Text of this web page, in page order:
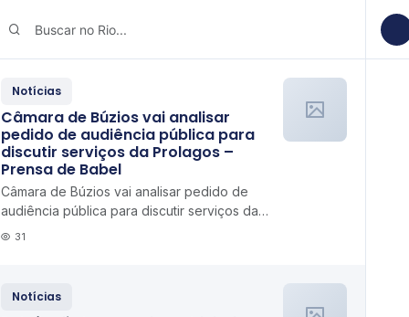
Notícias
Câmara de Búzios vai analisar
pedido de audiência pública para
discutir serviços da Prolagos –
Prensa de Babel
Câmara de Búzios vai analisar pedido de
audiência pública para discutir serviços da
Prolagos Prensa de Babel
31
Notícias